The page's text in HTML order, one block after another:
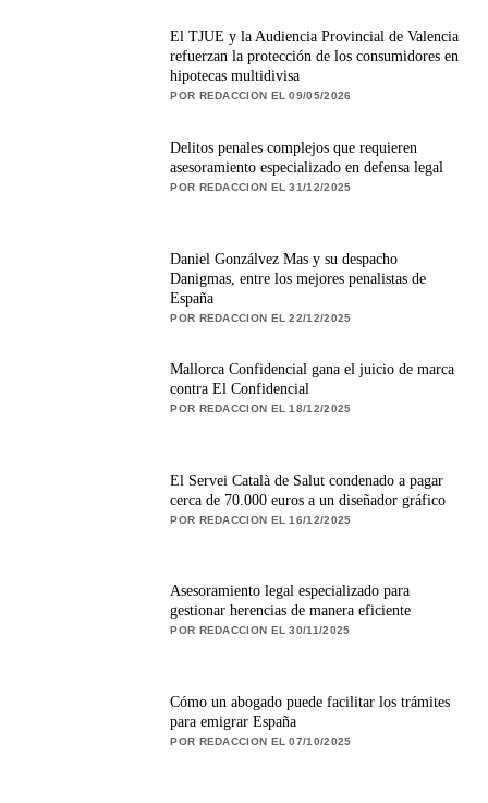
El TJUE y la Audiencia Provincial de Valencia
refuerzan la protección de los consumidores en
hipotecas multidivisa
POR REDACCION EL 09/05/2026
Delitos penales complejos que requieren
asesoramiento especializado en defensa legal
POR REDACCION EL 31/12/2025
Daniel Gonzálvez Mas y su despacho
Danigmas, entre los mejores penalistas de
España
POR REDACCION EL 22/12/2025
Mallorca Confidencial gana el juicio de marca
contra El Confidencial
POR REDACCION EL 18/12/2025
El Servei Català de Salut condenado a pagar
cerca de 70.000 euros a un diseñador gráfico
POR REDACCION EL 16/12/2025
Asesoramiento legal especializado para
gestionar herencias de manera eficiente
POR REDACCION EL 30/11/2025
Cómo un abogado puede facilitar los trámites
para emigrar España
POR REDACCION EL 07/10/2025